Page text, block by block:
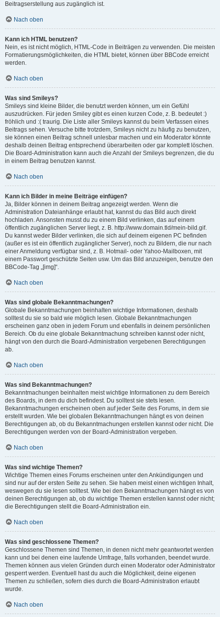
Beitragserstellung aus zugänglich ist.
Nach oben
Kann ich HTML benutzen?
Nein, es ist nicht möglich, HTML-Code in Beiträgen zu verwenden. Die meisten
Formatierungsmöglichkeiten, die HTML bietet, können über BBCode erreicht
werden.
Nach oben
Was sind Smileys?
Smileys sind kleine Bilder, die benutzt werden können, um ein Gefühl
auszudrücken. Für jeden Smiley gibt es einen kurzen Code, z. B. bedeutet :)
fröhlich und :( traurig. Die Liste aller Smileys kannst du beim Verfassen eines
Beitrags sehen. Versuche bitte trotzdem, Smileys nicht zu häufig zu benutzen,
sie können einen Beitrag schnell unlesbar machen und ein Moderator könnte
deshalb deinen Beitrag entsprechend überarbeiten oder gar komplett löschen.
Die Board-Administration kann auch die Anzahl der Smileys begrenzen, die du
in einem Beitrag benutzen kannst.
Nach oben
Kann ich Bilder in meine Beiträge einfügen?
Ja, Bilder können in deinem Beitrag angezeigt werden. Wenn die
Administration Dateianhänge erlaubt hat, kannst du das Bild auch direkt
hochladen. Ansonsten musst du zu einem Bild verlinken, das auf einem
öffentlich zugänglichen Server liegt, z. B. http://www.domain.tld/mein-bild.gif.
Du kannst weder Bilder verlinken, die sich auf deinem eigenen PC befinden
(außer es ist ein öffentlich zugänglicher Server), noch zu Bildern, die nur nach
einer Anmeldung verfügbar sind, z. B. Hotmail- oder Yahoo-Mailboxen, mit
einem Passwort geschützte Seiten usw. Um das Bild anzuzeigen, benutze den
BBCode-Tag „[img]“.
Nach oben
Was sind globale Bekanntmachungen?
Globale Bekanntmachungen beinhalten wichtige Informationen, deshalb
solltest du sie so bald wie möglich lesen. Globale Bekanntmachungen
erscheinen ganz oben in jedem Forum und ebenfalls in deinem persönlichen
Bereich. Ob du eine globale Bekanntmachung schreiben kannst oder nicht,
hängt von den durch die Board-Administration vergebenen Berechtigungen
ab.
Nach oben
Was sind Bekanntmachungen?
Bekanntmachungen beinhalten meist wichtige Informationen zu dem Bereich
des Boards, in dem du dich befindest. Du solltest sie stets lesen.
Bekanntmachungen erscheinen oben auf jeder Seite des Forums, in dem sie
erstellt wurden. Wie bei globalen Bekanntmachungen hängt es von deinen
Berechtigungen ab, ob du Bekanntmachungen erstellen kannst oder nicht. Die
Berechtigungen werden von der Board-Administration vergeben.
Nach oben
Was sind wichtige Themen?
Wichtige Themen eines Forums erscheinen unter den Ankündigungen und
sind nur auf der ersten Seite zu sehen. Sie haben meist einen wichtigen Inhalt,
weswegen du sie lesen solltest. Wie bei den Bekanntmachungen hängt es von
deinen Berechtigungen ab, ob du wichtige Themen erstellen kannst oder nicht;
die Berechtigungen stellt die Board-Administration ein.
Nach oben
Was sind geschlossene Themen?
Geschlossene Themen sind Themen, in denen nicht mehr geantwortet werden
kann und bei denen eine laufende Umfrage, falls vorhanden, beendet wurde.
Themen können aus vielen Gründen durch einen Moderator oder Administrator
gesperrt werden. Eventuell hast du auch die Möglichkeit, deine eigenen
Themen zu schließen, sofern dies durch die Board-Administration erlaubt
wurde.
Nach oben